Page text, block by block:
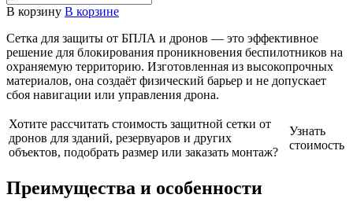
В корзину В корзине
Сетка для защиты от БПЛА и дронов — это эффективное
решение для блокирования проникновения беспилотников на
охраняемую территорию. Изготовленная из высокопрочных
материалов, она создаёт физический барьер и не допускает
сбоя навигации или управления дрона.
Хотите рассчитать стоимость защитной сетки от
дронов для зданий, резервуаров и других
объектов, подобрать размер или заказать монтаж?
Узнать
стоимость
Преимущества и особенности